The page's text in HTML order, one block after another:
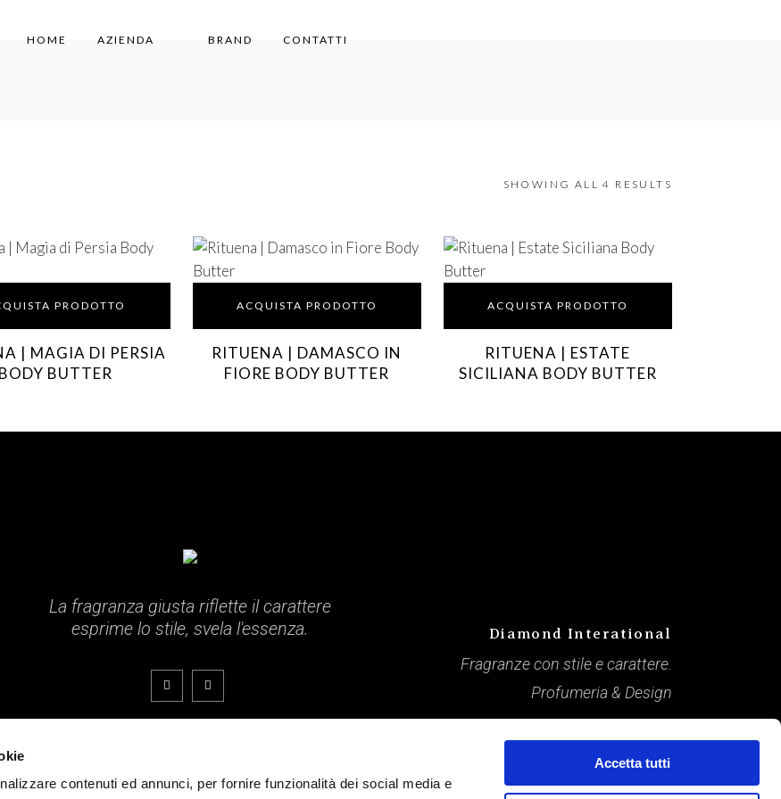
contenuti ed annunci, per fornire funzionalità dei social media e
Accetta tutti
HOME AZIENDA BRAND CONTATTI
SHOWING ALL 4 RESULTS
PRODOTTO
| MAGIA DI PERSIA
BODY BUTTER
ACQUISTA PRODOTTO
RITUENA | DAMASCO IN
FIORE BODY BUTTER
ACQUISTA PRODOTTO
RITUENA | ESTATE
SICILIANA BODY BUTTER
La fragranza giusta riflette il carattere
esprime lo stile, svela l'essenza.
Diamond Interational
Fragranze con stile e carattere.
Profumeria & Design